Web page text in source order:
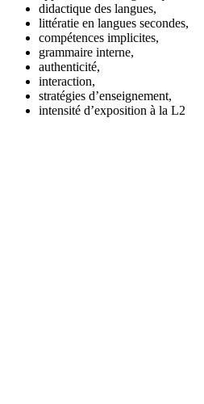
didactique des langues,
littératie en langues secondes,
compétences implicites,
grammaire interne,
authenticité,
interaction,
stratégies d’enseignement,
intensité d’exposition à la L2